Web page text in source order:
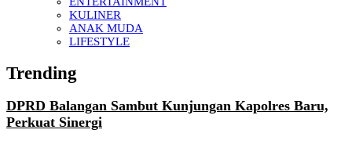
KULINER
ANAK MUDA
LIFESTYLE
Trending
DPRD Balangan Sambut Kunjungan Kapolres Baru,
Perkuat Sinergi